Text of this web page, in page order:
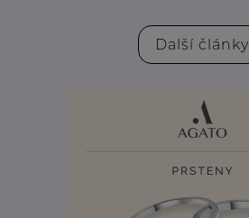
Další články